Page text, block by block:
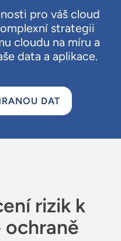
pro váš cloud
strategii
cloudu na míru a
data a aplikace.
DAT
rizik k